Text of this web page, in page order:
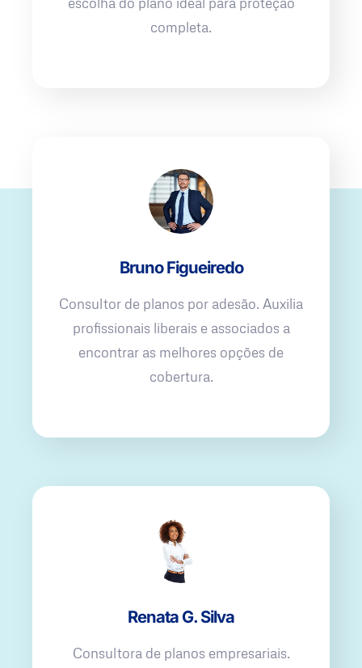
completa.
Bruno Figueiredo
Consultor de planos por adesão. Auxilia
profissionais liberais e associados a
encontrar as melhores opções de
cobertura.
Renata G. Silva
Consultora de planos empresariais.